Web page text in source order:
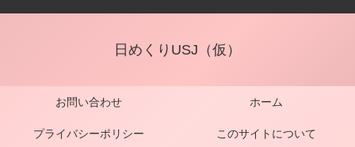
日めくりUSJ（仮）
お問い合わせ ホーム
プライバシーポリシー このサイトについて